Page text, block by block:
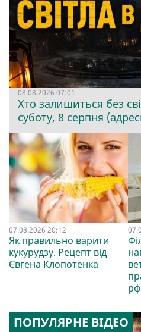
08.08.2026 07:01
Хто залишиться без
суботу, 8 серпня
07.08.2026 20:12
Як правильно варити
кукурудзу. Рецепт від
Євгена Клопотенка
рф
ПОПУЛЯРНЕ ВІДЕО